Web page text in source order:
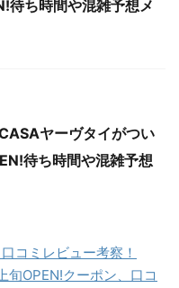
待ち時間や混雑予想メ
ヤーヴタイがつい
待ち時間や混雑予想
コミレビュー考察！
旬OPEN!クーポン、口コ